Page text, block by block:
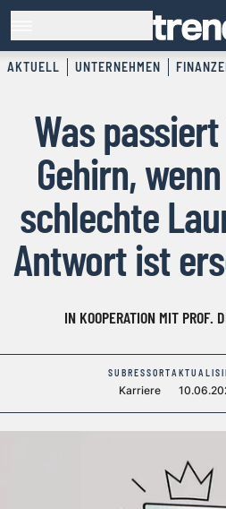
AKTUELL UNTERNEHMEN
Was
Gehirn,
schlechte
Antwort ist
IN KOOPERATION MIT PROF.
SUBRESSORT
Karriere